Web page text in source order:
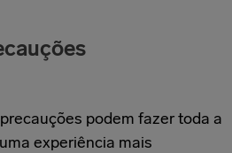
podem fazer toda a
experiência mais